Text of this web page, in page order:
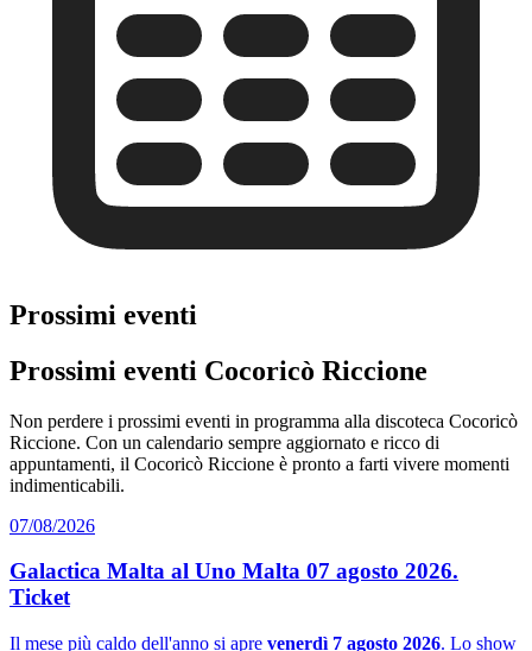
Prossimi eventi
Prossimi eventi Cocoricò Riccione
Non perdere i prossimi eventi in programma alla discoteca Cocoricò
Riccione. Con un calendario sempre aggiornato e ricco di
appuntamenti, il Cocoricò Riccione è pronto a farti vivere momenti
indimenticabili.
07/08/2026
Galactica Malta al Uno Malta 07 agosto 2026.
Ticket
Il mese più caldo dell'anno si apre venerdì 7 agosto 2026. Lo show